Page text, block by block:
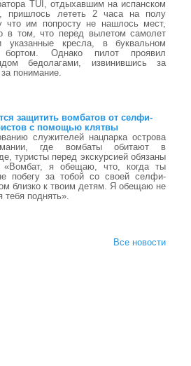
TUI, отдыхавшим на испанском
пришлось лететь 2 часа на полу
что им попросту не нашлось мест,
в том, что перед вылетом самолет
кресла, в буквальном
Однако пилот проявил
бедолагами, извинившись за
понимание.
защитить вомбатов от селфи-
с помощью клятвы
служителей нацпарка острова
где вомбаты обитают в
туристы перед экскурсией обязаны
я обещаю, что, когда ты
побегу за тобой со своей селфи-
близко к твоим детям. Я обещаю не
тебя поднять».
Все новости